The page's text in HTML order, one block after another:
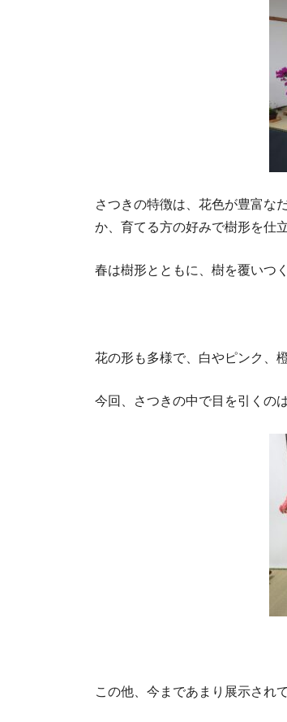
さつきの特徴は、花色が豊富な
か、育てる方の好みで樹形を仕
春は樹形とともに、樹を覆いつ
花の形も多様で、白やピンク、
今回、さつきの中で目を引くの
この他、今まであまり展示され